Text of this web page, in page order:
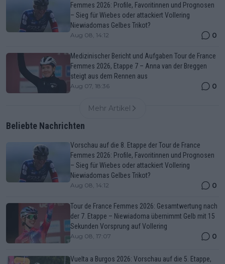
Femmes 2026: Profile, Favoritinnen und Prognosen
– Sieg für Wiebes oder attackiert Vollering
Niewiadomas Gelbes Trikot?
Aug 08, 14:12 0
Medizinischer Bericht und Aufgaben Tour de France
Femmes 2026, Etappe 7 – Anna van der Breggen
steigt aus dem Rennen aus
Aug 07, 18:36 0
Mehr Artikel
Beliebte Nachrichten
Vorschau auf die 8. Etappe der Tour de France
Femmes 2026: Profile, Favoritinnen und Prognosen
– Sieg für Wiebes oder attackiert Vollering
Niewiadomas Gelbes Trikot?
Aug 08, 14:12 0
Tour de France Femmes 2026: Gesamtwertung nach
der 7. Etappe – Niewiadoma übernimmt Gelb mit 15
Sekunden Vorsprung auf Vollering
Aug 08, 17:07 0
Vuelta a Burgos 2026: Vorschau auf die 5. Etappe,